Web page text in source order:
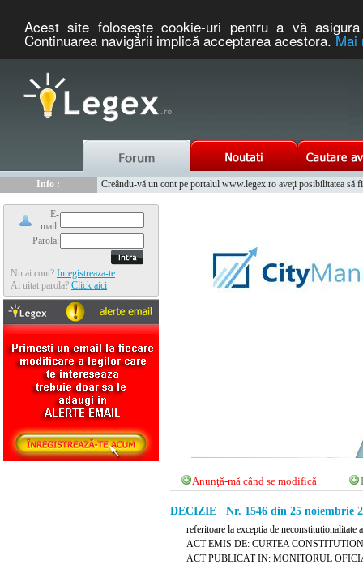
Acest site foloseşte cookie-uri pentru a vă
Continuarea navigării implică acceptarea acestora.Mai
Info :
Creându-vă un cont pe portalul www.legex.ro aveţi posibilitatea să
E-
mail:
Parola:
Nu ai cont? Inregistreaza-te
Ai uitat parola? Click aici
Anunţă-mă când se modifică
DECIZIE Nr. 1546 din 25 noiembrie
referitoare la exceptia de
ACT EMIS DE: CURTEA
ACT PUBLICAT IN: MONITORUL